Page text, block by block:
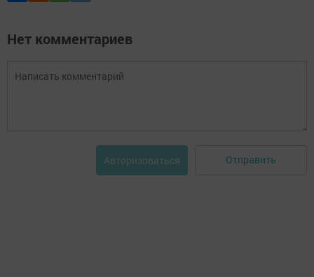
Нет комментариев
Авторизоваться Отправить